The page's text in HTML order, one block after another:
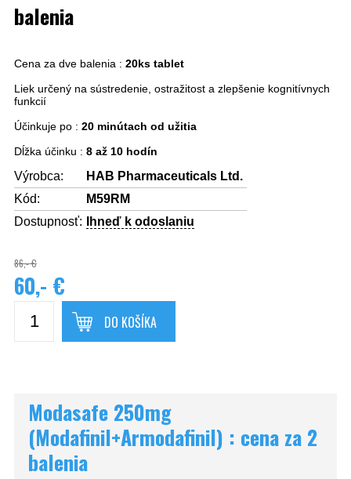
balenia
Cena za dve balenia : 20ks tablet
Liek určený na sústredenie, ostražitost a zlepšenie kognitívnych
funkcií
Účinkuje po : 20 minútach od užitia
Dĺžka účinku : 8 až 10 hodín
Výrobca:
HAB Pharmaceuticals Ltd.
Kód:
M59RM
Dostupnosť:
Ihneď k odoslaniu
86,- €
60,- €
DO KOŠÍKA
Modasafe 250mg
(Modafinil+Armodafinil) : cena za 2
balenia